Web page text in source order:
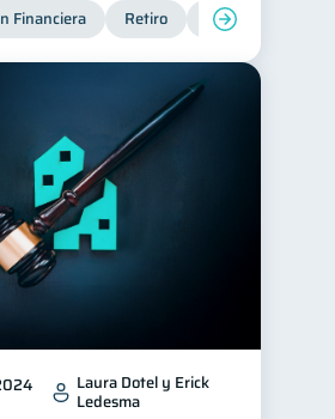
2
Financiera 1
1
financiera
1
Doble sueldo
Financiera Retiro Cuenta
Laura Dotel y Erick
Ledesma